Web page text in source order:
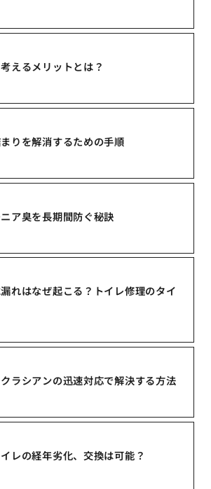
えるメリットとは？
りを解消するための手順
ア臭を長期間防ぐ秘訣
れはなぜ起こる？トイレ修理のタイ
ラシアンの迅速対応で解決する方法
レの経年劣化、交換は可能？